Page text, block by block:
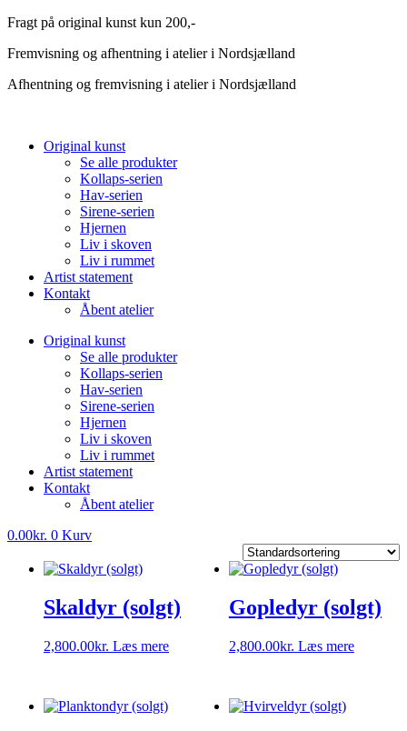
Videre
indhold
Fragt på original kunst kun 200,-
Fremvisning og afhentning i atelier i Nordsjælland
Afhentning og fremvisning i atelier i Nordsjælland
Original kunst
Se alle produkter
Kollaps-serien
Hav-serien
Sirene-serien
Hjernen
Liv i skoven
Liv i rummet
Artist statement
Kontakt
Åbent atelier
Original kunst
Se alle produkter
Kollaps-serien
Hav-serien
Sirene-serien
Hjernen
Liv i skoven
Liv i rummet
Artist statement
Kontakt
Åbent atelier
0.00kr. 0 Kurv
Skaldyr (solgt)
2,800.00kr. Læs mere
Gopledyr (solgt)
2,800.00kr. Læs mere